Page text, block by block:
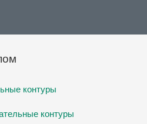
контуры
контуры